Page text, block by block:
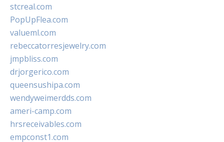
stcreal.com
PopUpFlea.com
valueml.com
rebeccatorresjewelry.com
jmpbliss.com
drjorgerico.com
queensushipa.com
wendyweimerdds.com
ameri-camp.com
hrsreceivables.com
empconst1.com